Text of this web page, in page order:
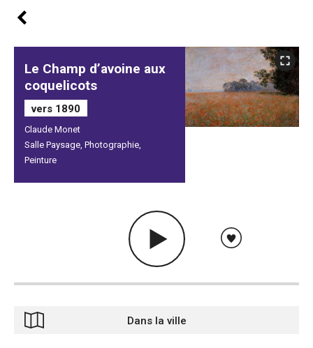
Le Champ d’avoine aux
coquelicots
vers 1890
Claude Monet
Salle Paysage, Photographie,
Peinture
Dans la ville